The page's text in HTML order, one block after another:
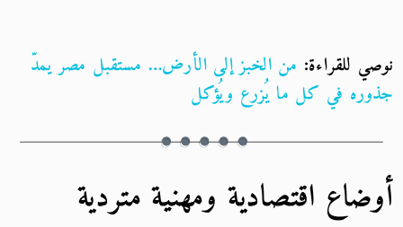
نوصي للقراءة: من الخبز إلى الأرض… مستقبل مصر يمدّ
جذوره في كل ما يُزرع ويُؤكل
أوضاع اقتصادية ومهنية متردية